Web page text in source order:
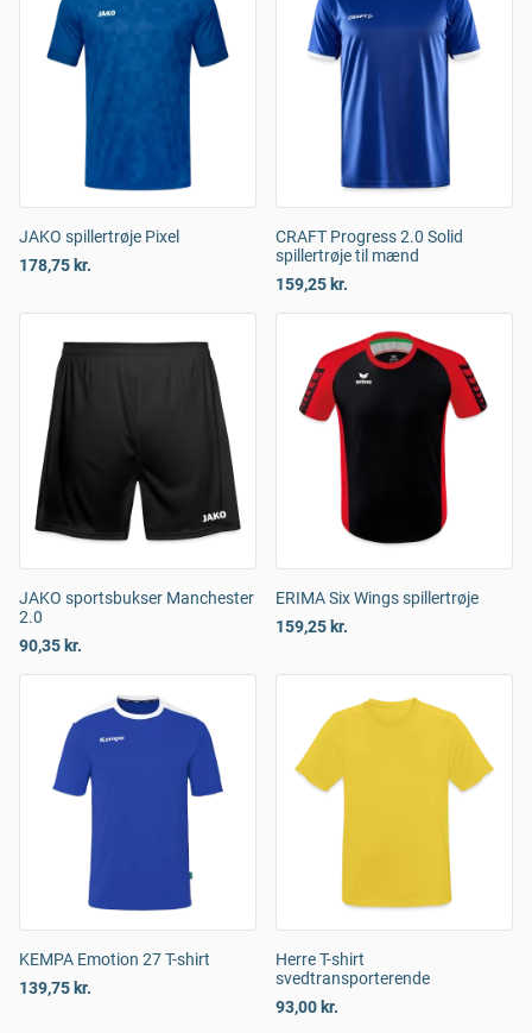
JAKO spillertrøje Pixel
178,75 kr.
CRAFT Progress 2.0 Solid
spillertrøje til mænd
159,25 kr.
JAKO sportsbukser Manchester
2.0
90,35 kr.
ERIMA Six Wings spillertrøje
159,25 kr.
KEMPA Emotion 27 T-shirt
139,75 kr.
Herre T-shirt
svedtransporterende
93,00 kr.